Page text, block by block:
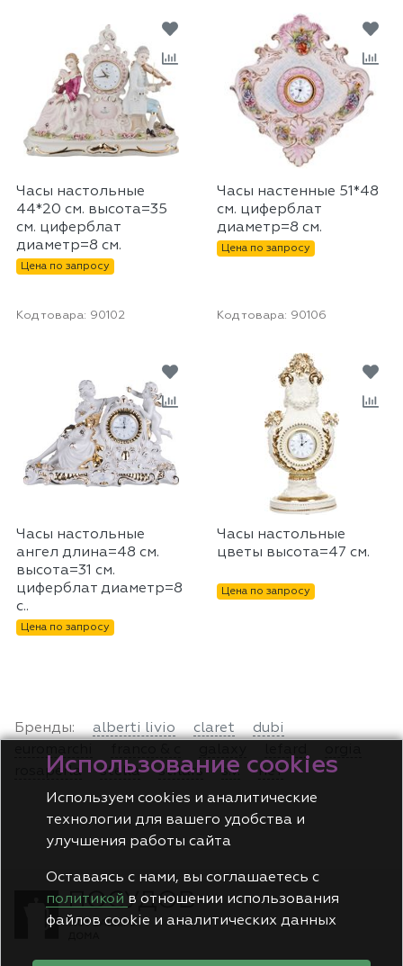
Часы настольные
44*20 см. высота=35
см. циферблат
диаметр=8 см.
Цена по запросу
Часы настенные 51*48
см. циферблат
диаметр=8 см.
Цена по запросу
Код товара: 90102
Часы настольные
ангел длина=48 см.
высота=31 см.
циферблат диаметр=8
с..
Цена по запросу
Код товара: 90106
Часы настольные
цветы высота=47 см.
Цена по запросу
Бренды: alberti livio claret
dubi
rosaperla
stella stilars s.v. нет
Использование cookies
Используем cookies и аналитические
технологии для вашего удобства и
улучшения работы сайта
Оставаясь с нами, вы соглашаетесь с
политикой в отношении использования
файлов cookie и аналитических данных